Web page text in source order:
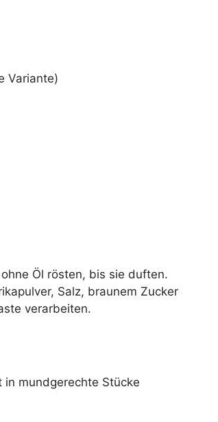
Variante)
Öl rösten, bis sie duften.
Salz, braunem Zucker
verarbeiten.
in mundgerechte Stücke